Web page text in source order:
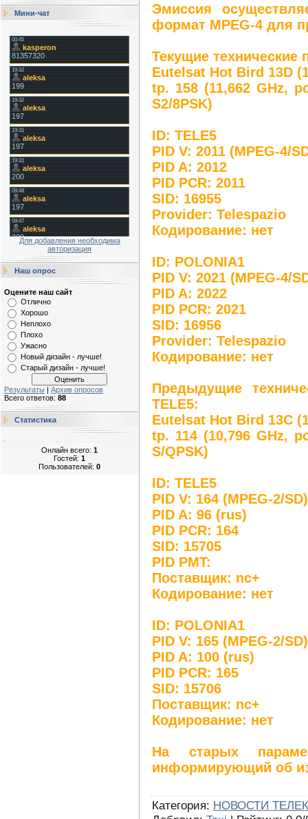
Мини-чат
Для добавления необходима
авторизация
Наш опрос
Оцените наш сайт
Отлично
Хорошо
Неплохо
Плохо
Ужасно
Новый дизайн - лучше!
Старый дизайн - лучше!
Результаты | Архив опросов
Всего ответов: 88
Статистика
Онлайн всего: 1
Гостей: 1
Пользователей: 0
Эмиссия
формат MPEG-4 для
Текущие технические
Eutelsat Hot Bird 13D
tp. 158 (11,662 GHz,
S2/8PSK)
ID: TELE5
PID V: 2011 (MPEG-4/
PID A: 2012
PID PCR: 2011
SID: 16955
Provider: Telespazio
Кодирование: нет
ID: POLONIA1
PID V: 2021 (MPEG-4/
PID A: 2022
PID PCR: 2021
SID: 16956
Provider: Telespazio
Кодирование: нет
Предыдущие
TELE5:
Eutelsat Hot Bird 13C
tp. 114 (10,796 GHz,
S/QPSK)
ID: TELE5
PID V: 164 (MPEG-2/SD)
PID A: 96 (rus)
PID PCR: 164
SID: 15705
PID PMT:
Поставщик: nc+
Кодирование: нет
ID: POLONIA1
PID V: 165 (MPEG-2/SD)
PID A: 100 (rus)
PID PCR: 165
SID: 15706
Поставщик: nc+
Кодирование: нет
На старых
информирующий об
Категория: НОВОСТИ